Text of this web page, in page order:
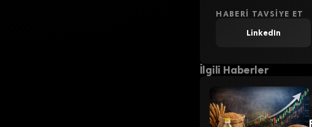
HABERI TAVSIYE ET
LinkedIn
İlgili Haberler